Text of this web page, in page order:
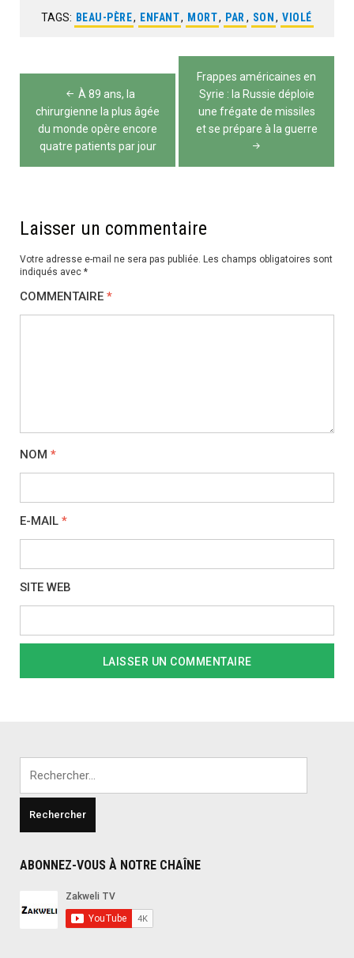
TAGS: BEAU-PÈRE, ENFANT, MORT, PAR , SON, VIOLÉ
Navigation
de
l’article
À 89 ans, la
chirurgienne la plus âgée
du monde opère encore
quatre patients par jour
Frappes américaines en
Syrie : la Russie déploie
une frégate de missiles
et se prépare à la guerre
Laisser un commentaire
Votre adresse e-mail ne sera pas publiée. Les champs obligatoires sont
indiqués avec *
COMMENTAIRE *
NOM *
E-MAIL *
SITE WEB
ABONNEZ-VOUS À NOTRE CHAÎNE